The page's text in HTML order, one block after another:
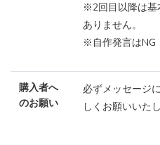
※2回目以降は基
ありません。
※自作発言はNG
購入者へ
のお願い
必ずメッセージ
しくお願いいた